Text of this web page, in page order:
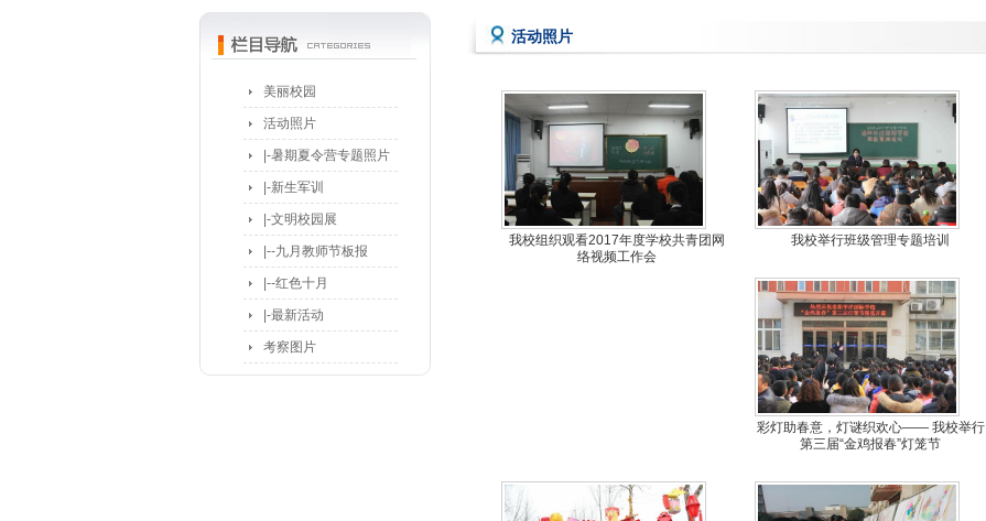
美丽校园
活动照片
|-暑期夏令营专题照片
|-新生军训
|-文明校园展
|--九月教师节板报
|--红色十月
|-最新活动
考察图片
活动照片
我校组织观看2017年度学校共青团网
络视频工作会
我校举行班级管理专题培训
彩灯助春意，灯谜织欢心—— 我校举行
第三届“金鸡报春”灯笼节